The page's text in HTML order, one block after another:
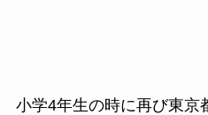
小学4年生の時に再び東京